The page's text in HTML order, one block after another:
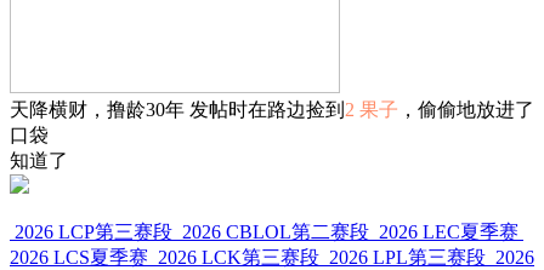
天降横财，撸龄30年 发帖时在路边捡到 2 果子 ，偷偷地放进了
口袋
知道了
2026 LCP第三赛段 2026 CBLOL第二赛段 2026 LEC夏季赛
2026 LCS夏季赛 2026 LCK第三赛段 2026 LPL第三赛段 2026